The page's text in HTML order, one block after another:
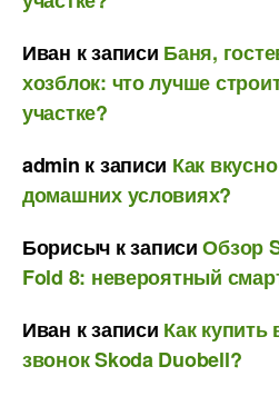
Иван к записи Баня,
хозблок: что лучше
участке?
admin к записи Как
домашних условиях?
Борисыч к записиОбзор
Fold 8: невероятный
Иван к записи Как
звонок Skoda Duobell?